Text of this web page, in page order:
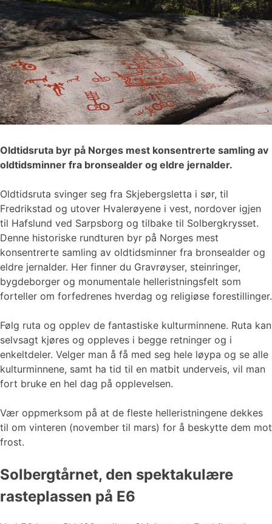
Oldtidsruta byr på Norges mest konsentrerte samling av
oldtidsminner fra bronsealder og eldre jernalder.
Oldtidsruta svinger seg fra Skjebergsletta i sør, til
Fredrikstad og utover Hvalerøyene i vest, nordover igjen
til Hafslund ved Sarpsborg og tilbake til Solbergkrysset.
Denne historiske rundturen byr på Norges mest
konsentrerte samling av oldtidsminner fra bronsealder og
eldre jernalder. Her finner du Gravrøyser, steinringer,
bygdeborger og monumentale helleristningsfelt som
forteller om forfedrenes hverdag og religiøse forestillinger.
Følg ruta og opplev de fantastiske kulturminnene. Ruta kan
selvsagt kjøres og oppleves i begge retninger og i
enkeltdeler. Velger man å få med seg hele løypa og se alle
kulturminnene, samt ha tid til en matbit underveis, vil man
fort bruke en hel dag på opplevelsen.
Vær oppmerksom på at de fleste helleristningene dekkes
til om vinteren (november til mars) for å beskytte dem mot
frost.
Solbergtårnet, den spektakulære
rasteplassen på E6